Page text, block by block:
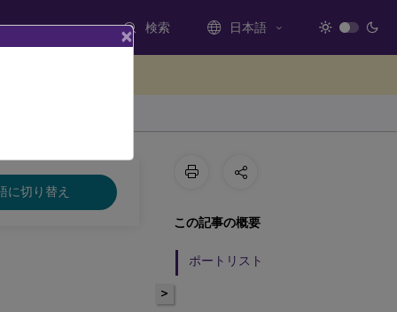
検索 日本語
に切り替え
>
この記事の概要
ポートリスト
×